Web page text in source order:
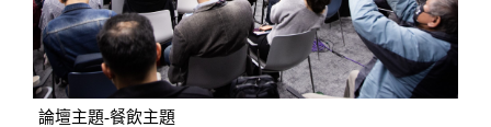
論壇主題-餐飲主題